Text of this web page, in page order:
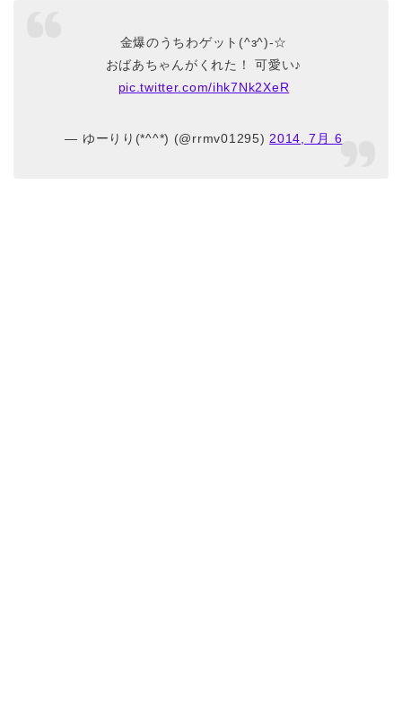
金爆のうちわゲット(^з^)-☆
おばあちゃんがくれた！ 可愛い♪
pic.twitter.com/ihk7Nk2XeR
— ゆーりり(*^^*) (@rrmv01295) 2014, 7月 6